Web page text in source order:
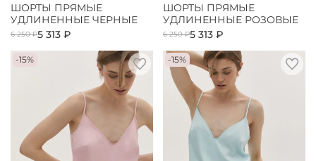
ШОРТЫ ПРЯМЫЕ
УДЛИНЕННЫЕ ЧЕРНЫЕ
6 250 ₽5 313 ₽
ШОРТЫ ПРЯМЫЕ
УДЛИНЕННЫЕ РОЗОВЫЕ
6 250 ₽5 313 ₽
-15% -15%